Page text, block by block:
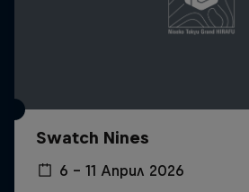
Swatch Nines
6 – 11 Април 2026